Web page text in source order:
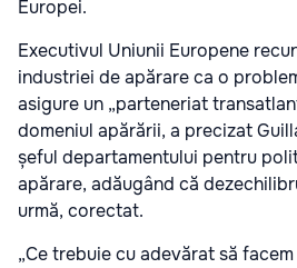
Europei.
Executivul Uniunii Europene
industriei de apărare ca o
asigure un „parteneriat
domeniul apărării, a precizat
șeful departamentului pentru
apărare, adăugând că
urmă, corectat.
„Ce trebuie cu adevărat să